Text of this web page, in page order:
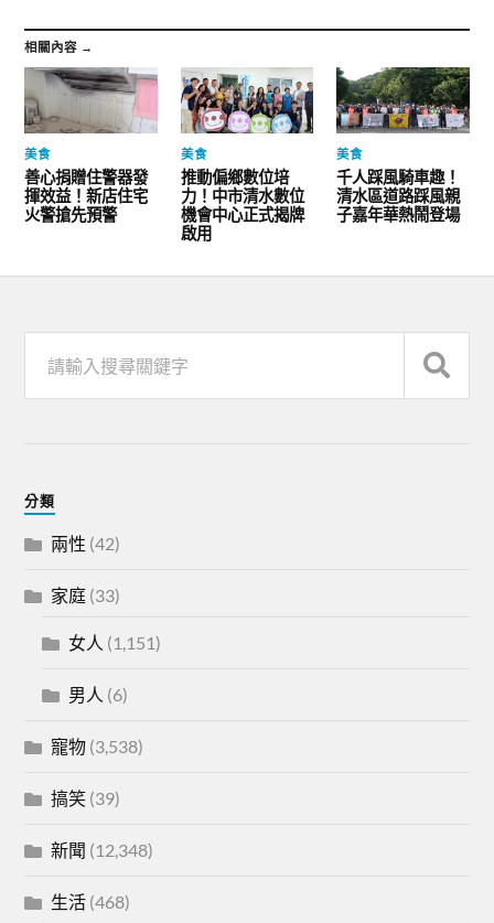
相關內容 →
美食
善心捐贈住警器發
揮效益！新店住宅
火警搶先預警
美食
推動偏鄉數位培
力！中市清水數位
機會中心正式揭牌
啟用
美食
千人踩風騎車趣！
清水區道路踩風親
子嘉年華熱鬧登場
分類
兩性 (42)
家庭 (33)
女人 (1,151)
男人 (6)
寵物 (3,538)
搞笑 (39)
新聞 (12,348)
生活 (468)